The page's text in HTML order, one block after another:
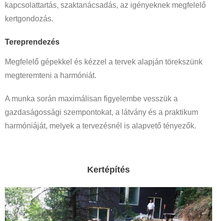
kapcsolattartás, szaktanácsadás, az igényeknek megfelelő
kertgondozás.
Tereprendezés
Megfelelő gépekkel és kézzel a tervek alapján törekszünk
megteremteni a harmóniát.
A munka során maximálisan figyelembe vesszük a
gazdaságossági szempontokat, a látvány és a praktikum
harmóniáját, melyek a tervezésnél is alapvető tényezők.
Kertépítés